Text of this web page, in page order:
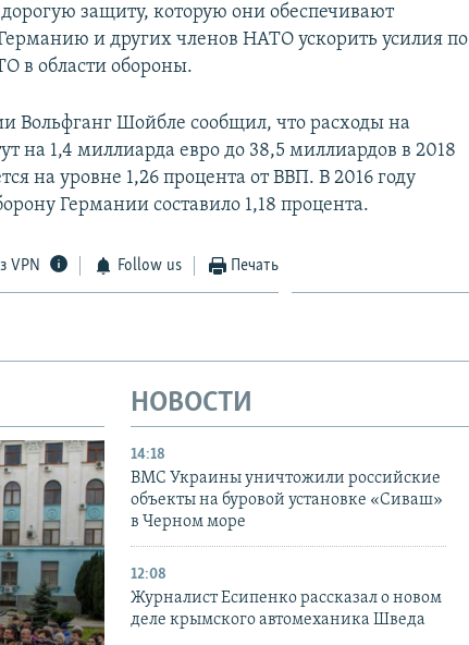
защиту, которую они обеспечивают
и других членов НАТО ускорить усилия по
в области обороны.
Вольфганг Шойбле сообщил, что расходы на
на 1,4 миллиарда евро до 38,5 миллиардов в 2018
на уровне 1,26 процента от ВВП. В 2016 году
Германии составило 1,18 процента.
VPN Follow us Печать
НОВОСТИ
14:18
ВМС Украины уничтожили российские
объекты на буровой установке «Сиваш»
в Черном море
12:08
Журналист Есипенко рассказал о новом
деле крымского автомеханика Шведа